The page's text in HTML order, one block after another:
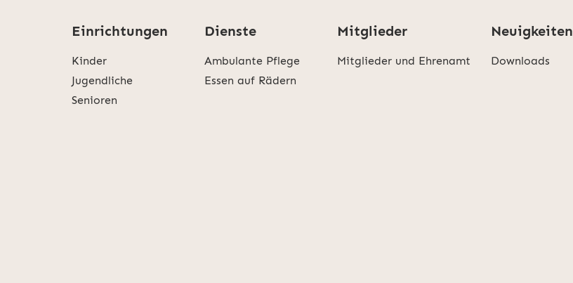
Einrichtungen
Kinder
Jugendliche
Senioren
Dienste
Ambulante Pflege
Essen auf Rädern
Mitglieder
Mitglieder und Ehrenamt
Neuigkeiten
Downloads